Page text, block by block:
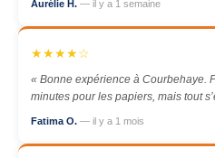
Aurélie H. — il y a 1 semaine
★★★★☆
« Bonne expérience à Courbehaye.
minutes pour les papiers, mais tout
Fatima O. — il y a 1 mois